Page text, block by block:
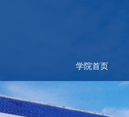
学院首页